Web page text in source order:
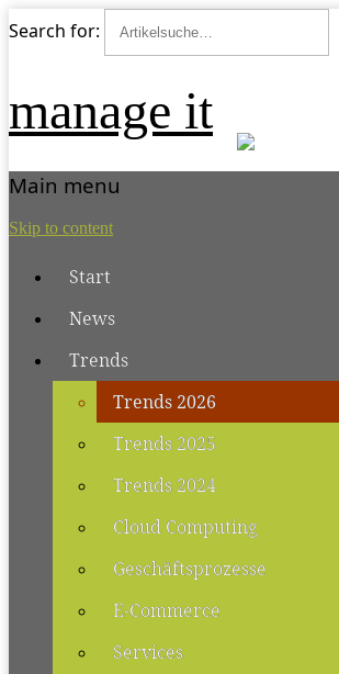
Search for:
manage it
Main menu
Skip to content
Start
News
Trends
Trends 2026
Trends 2025
Trends 2024
Cloud Computing
Geschäftsprozesse
E-Commerce
Services